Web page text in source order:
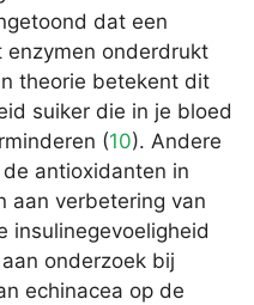
dat een
enzymen onderdrukt
theorie betekent dit
suiker die in je bloed
(10). Andere
antioxidanten in
aan verbetering van
insulinegevoeligheid
onderzoek bij
echinacea op de